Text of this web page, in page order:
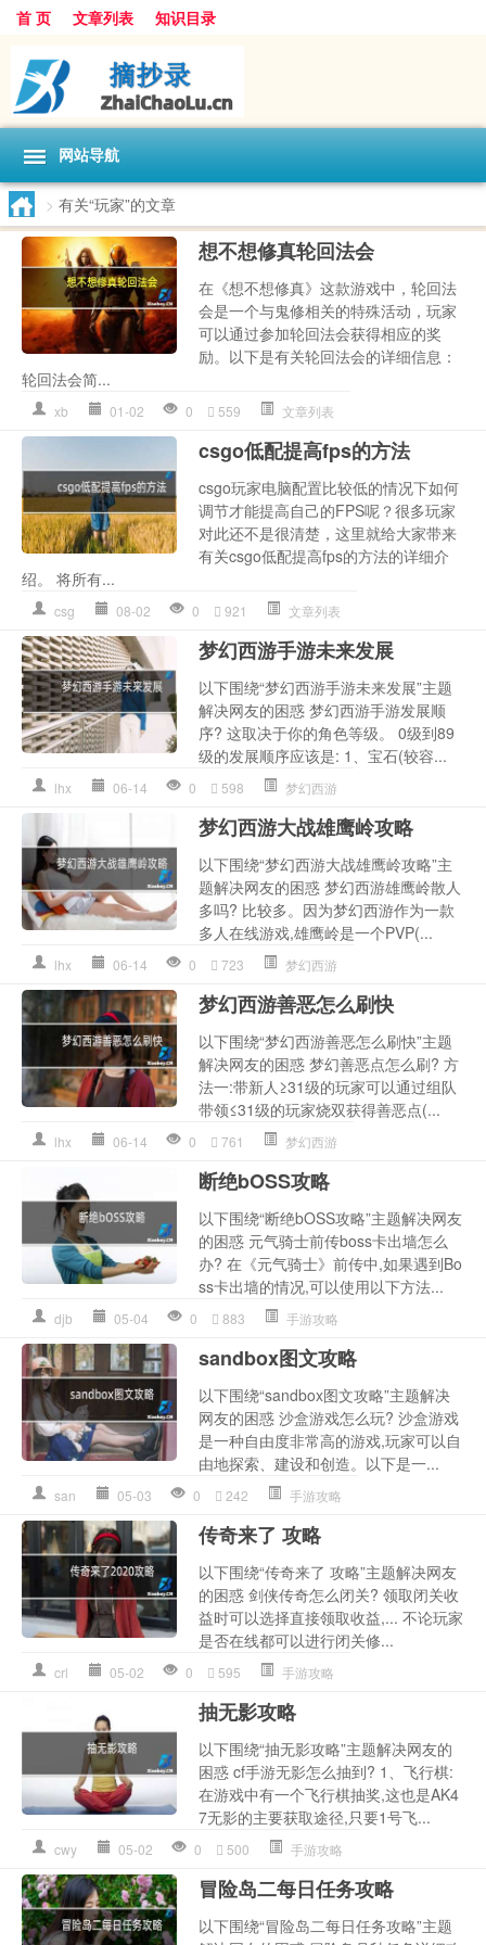
首 页 文章列表 知识目录
网站导航
> 有关“玩家”的文章
想不想修真轮回法会
在《想不想修真》这款游戏中，轮回法
会是一个与鬼修相关的特殊活动，玩家
可以通过参加轮回法会获得相应的奖
励。以下是有关轮回法会的详细信息：
轮回法会简...
xb 01-02 0 559 文章列表
csgo低配提高fps的方法
csgo玩家电脑配置比较低的情况下如何
调节才能提高自己的FPS呢？很多玩家
对此还不是很清楚，这里就给大家带来
有关csgo低配提高fps的方法的详细介
绍。 将所有...
csg 08-02 0 921 文章列表
梦幻西游手游未来发展
以下围绕“梦幻西游手游未来发展”主题
解决网友的困惑 梦幻西游手游发展顺
序? 这取决于你的角色等级。 0级到89
级的发展顺序应该是: 1、宝石(较容...
lhx 06-14 0 598 梦幻西游
梦幻西游大战雄鹰岭攻略
以下围绕“梦幻西游大战雄鹰岭攻略”主
题解决网友的困惑 梦幻西游雄鹰岭散人
多吗? 比较多。因为梦幻西游作为一款
多人在线游戏,雄鹰岭是一个PVP(...
lhx 06-14 0 723 梦幻西游
梦幻西游善恶怎么刷快
以下围绕“梦幻西游善恶怎么刷快”主题
解决网友的困惑 梦幻善恶点怎么刷? 方
法一:带新人≥31级的玩家可以通过组队
带领≤31级的玩家烧双获得善恶点(...
lhx 06-14 0 761 梦幻西游
断绝bOSS攻略
以下围绕“断绝bOSS攻略”主题解决网友
的困惑 元气骑士前传boss卡出墙怎么
办? 在《元气骑士》前传中,如果遇到Bo
ss卡出墙的情况,可以使用以下方法...
djb 05-04 0 883 手游攻略
sandbox图文攻略
以下围绕“sandbox图文攻略”主题解决
网友的困惑 沙盒游戏怎么玩? 沙盒游戏
是一种自由度非常高的游戏,玩家可以自
由地探索、建设和创造。以下是一...
san 05-03 0 242 手游攻略
传奇来了 攻略
以下围绕“传奇来了 攻略”主题解决网友
的困惑 剑侠传奇怎么闭关? 领取闭关收
益时可以选择直接领取收益,... 不论玩家
是否在线都可以进行闭关修...
crl 05-02 0 595 手游攻略
抽无影攻略
以下围绕“抽无影攻略”主题解决网友的
困惑 cf手游无影怎么抽到? 1、飞行棋:
在游戏中有一个飞行棋抽奖,这也是AK4
7无影的主要获取途径,只要1号飞...
cwy 05-02 0 500 手游攻略
冒险岛二每日任务攻略
以下围绕“冒险岛二每日任务攻略”主题